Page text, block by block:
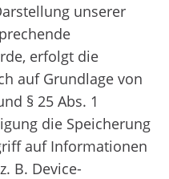
unserer
erfolgt die
auf Grundlage von
§ 25 Abs. 1
die Speicherung
auf Informationen
B. Device-